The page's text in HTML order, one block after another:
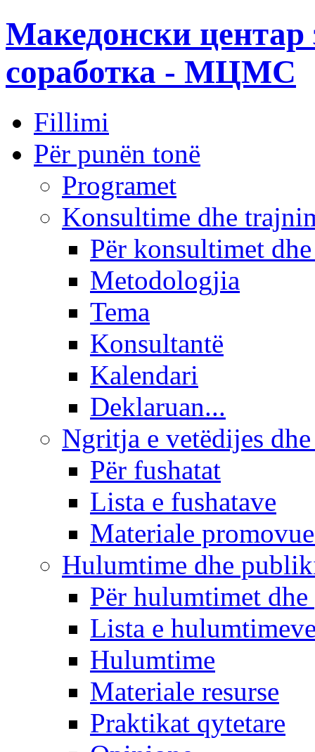
Македонски центар
соработка - МЦМС
Fillimi
Për punën tonë
Programet
Konsultime dhe
Për konsultimet
Metodologjia
Tema
Konsultantë
Kalendari
Deklaruan...
Ngritja e vetëdijes
Për fushatat
Lista e fushatave
Materiale
Hulumtime dhe
Për hulumtimet
Lista e
Hulumtime
Materiale resurse
Praktikat qytetare